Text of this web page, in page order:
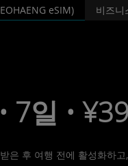
eSIM) 비즈니
7일 •
후 여행 전에 활성화하